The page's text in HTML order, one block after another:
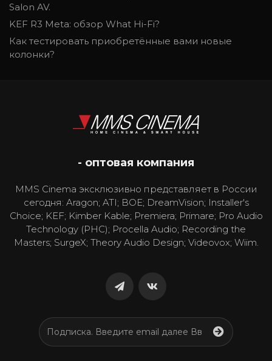
Salon AV.
KEF R3 Meta: обзор What Hi-Fi?
Как тестировать приобретённые вами новые
колонки?
- оптовая компания
MMS Cinema эксклюзивно представляет в России
сегодня: Aragon; ATI; BOE; DreamVision; Installer's
Choice; KEF; Kimber Kable; Premiera; Primare; Pro Audio
Technology (PHC); Procella Audio; Recording the
Masters; SurgeX; Theory Audio Design; Videovox; Wiim.